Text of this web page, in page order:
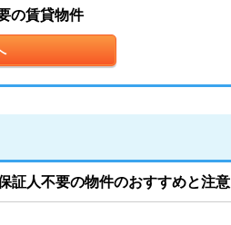
の賃貸物件
証人不要の物件のおすすめと注意